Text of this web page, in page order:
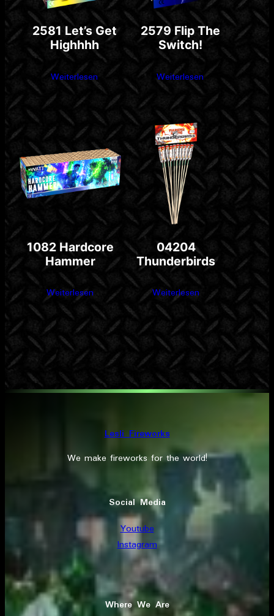
2581 Let’s Get
Highhhh
Weiterlesen
2579 Flip The
Switch!
Weiterlesen
1082 Hardcore
Hammer
Weiterlesen
04204
Thunderbirds
Weiterlesen
Lesli Fireworks
We make fireworks for the world!
Social Media
Youtube
Instagram
Where We Are